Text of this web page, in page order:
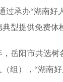
过承办“湖南
典型提供免费体
，岳阳市共选树
组），“湖南好